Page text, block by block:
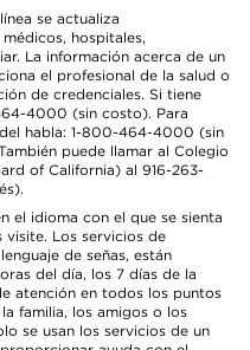
se actualiza
hospitales,
La información acerca de un
el profesional de la salud o
de credenciales. Si tiene
4000 (sin costo). Para
habla: 1-800-464-4000 (sin
puede llamar al Colegio
of California) al 916-263-
el idioma con el que se sienta
visite. Los servicios de
de señas, están
del día, los 7 días de la
atención en todos los puntos
familia, los amigos o los
se usan los servicios de un